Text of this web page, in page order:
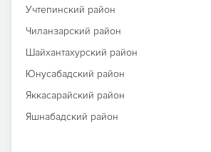
Учтепинский район
Чиланзарский район
Шайхантахурский район
Юнусабадский район
Яккасарайский район
Яшнабадский район